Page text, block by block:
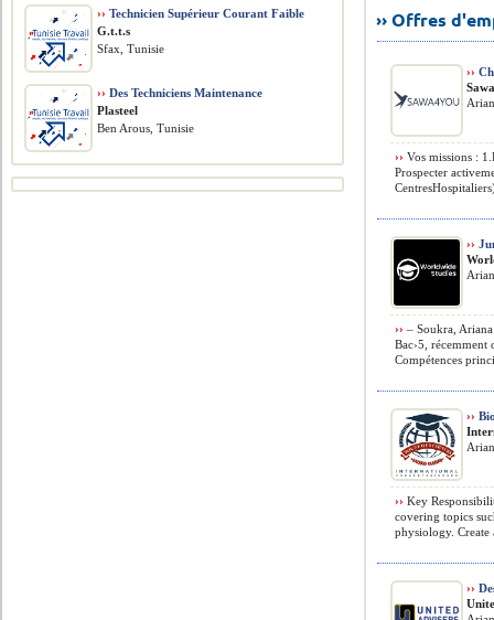
›› Offres
››
›› Vos missions :
Prospecter
››
›› – Soukra,
Bac›5,
Compétences
››
›› Key
covering topics
physiology.
››
›› Technicien Supérieur Courant Faible
G.t.t.s
Sfax, Tunisie
›› Des Techniciens Maintenance
Plasteel
Ben Arous, Tunisie